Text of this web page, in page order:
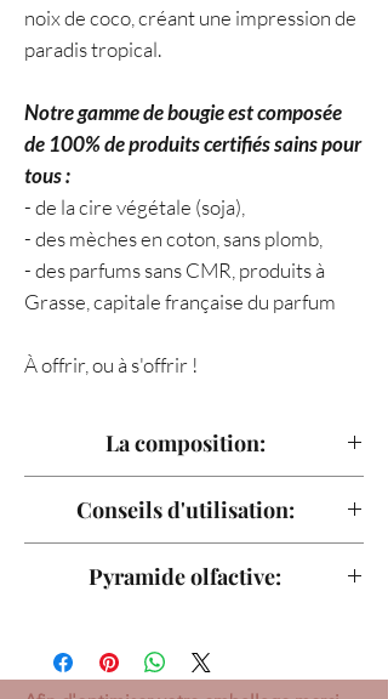
noix de coco, créant une impression de
paradis tropical.
Notre gamme de bougie est composée
de 100% de produits certifiés sains pour
tous :
- de la cire végétale (soja),
- des mèches en coton, sans plomb,
- des parfums sans CMR, produits à
Grasse, capitale française du parfum
À offrir, ou à s'offrir !
La composition:
Mèche en coton sans plomb
Parfum de Grasse, sans CMR, végan
& non testé sur les animaux !
Conseils d'utilisation:
de cire se former, et ce jusqu'au bord du
- Ne dépassez pas les 4h continues de
Pyramide olfactive:
Note de coeur: monoï, tiaré, jasmin
Note de fond: vanille, coco